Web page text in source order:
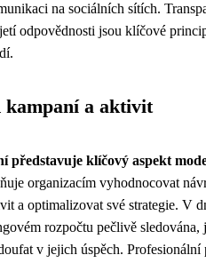
na sociálních sítích.
odpovědnosti jsou klíčové
a aktivit
představuje klíčový aspekt
organizacím vyhodnocovat
a optimalizovat své strategie. V
rozpočtu pečlivě sledována,
v jejich úspěch. Profesionální